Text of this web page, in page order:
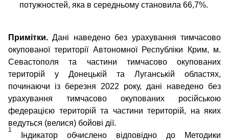
потужностей, яка в середньому становила 66,7%.
Примітки.Дані наведено без урахування тимчасово
окупованої території Автономної Республіки Крим, м.
Севастополя та частини тимчасово окупованих
територій у Донецькій та Луганській областях,
починаючи із березня 2022 року, дані наведено без
урахування тимчасово окупованих російською
федерацією територій та частини територій, на яких
ведуться (велися) бойові дії.
1
Індикатор обчислено відповідно до Методики